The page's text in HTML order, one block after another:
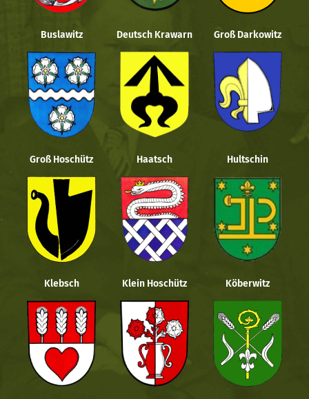
Buslawitz Deutsch Krawarn Groß Darkowitz
Groß Hoschütz Haatsch Hultschin
Klebsch Klein Hoschütz Köberwitz